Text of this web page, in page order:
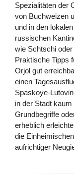
Spezialitäten der
von Buchweizen
und in den
russischen
wie Schtschi
Praktische Tipps
Orjol gut
einen
Spaskoye-
in der Stadt
Grundbegriffe
erheblich
die
aufrichtiger